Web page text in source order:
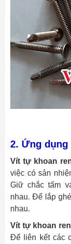
2. Ứng
Vít tự khoan
việc có sản
Giữ chắc tấm
nhau. Để lắp
nhau.
Vít tự khoan
Để liên kết các